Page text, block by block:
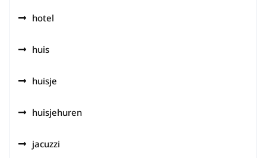
hotel
huis
huisje
huisjehuren
jacuzzi